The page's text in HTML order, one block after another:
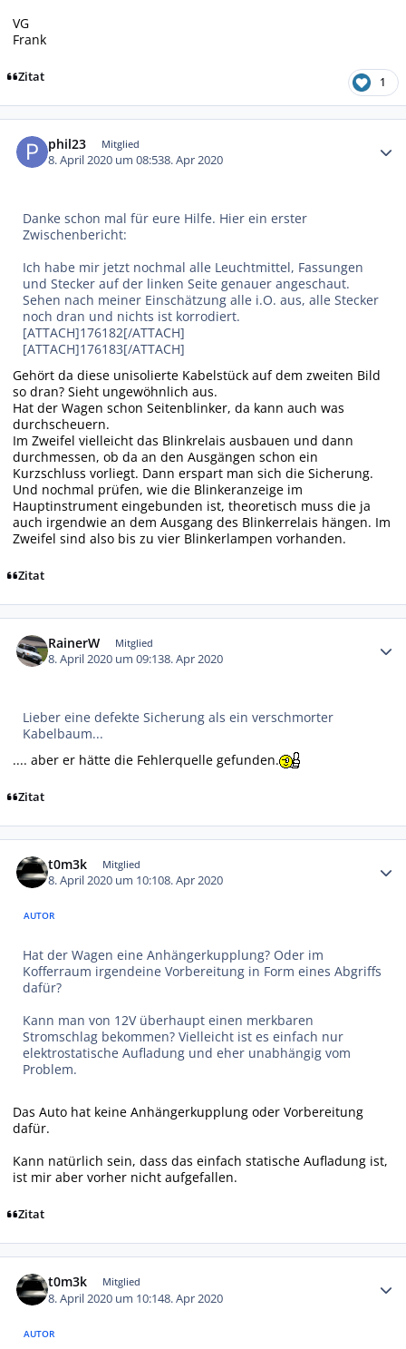
VG
Frank
Zitat 1
phil23 Mitglied
8. April 2020 um 08:538. Apr 2020
Danke schon mal für eure Hilfe. Hier ein erster
Zwischenbericht:
Ich habe mir jetzt nochmal alle Leuchtmittel, Fassungen
und Stecker auf der linken Seite genauer angeschaut.
Sehen nach meiner Einschätzung alle i.O. aus, alle Stecker
noch dran und nichts ist korrodiert.
[ATTACH]176182[/ATTACH]
[ATTACH]176183[/ATTACH]
Gehört da diese unisolierte Kabelstück auf dem zweiten Bild
so dran? Sieht ungewöhnlich aus.
Hat der Wagen schon Seitenblinker, da kann auch was
durchscheuern.
Im Zweifel vielleicht das Blinkrelais ausbauen und dann
durchmessen, ob da an den Ausgängen schon ein
Kurzschluss vorliegt. Dann erspart man sich die Sicherung.
Und nochmal prüfen, wie die Blinkeranzeige im
Hauptinstrument eingebunden ist, theoretisch muss die ja
auch irgendwie an dem Ausgang des Blinkerrelais hängen. Im
Zweifel sind also bis zu vier Blinkerlampen vorhanden.
Zitat
RainerW Mitglied
8. April 2020 um 09:138. Apr 2020
Lieber eine defekte Sicherung als ein verschmorter
Kabelbaum...
.... aber er hätte die Fehlerquelle gefunden.
Zitat
t0m3k Mitglied
8. April 2020 um 10:108. Apr 2020
AUTOR
Hat der Wagen eine Anhängerkupplung? Oder im
Kofferraum irgendeine Vorbereitung in Form eines Abgriffs
dafür?
Kann man von 12V überhaupt einen merkbaren
Stromschlag bekommen? Vielleicht ist es einfach nur
elektrostatische Aufladung und eher unabhängig vom
Problem.
Das Auto hat keine Anhängerkupplung oder Vorbereitung
dafür.
Kann natürlich sein, dass das einfach statische Aufladung ist,
ist mir aber vorher nicht aufgefallen.
Zitat
t0m3k Mitglied
8. April 2020 um 10:148. Apr 2020
AUTOR